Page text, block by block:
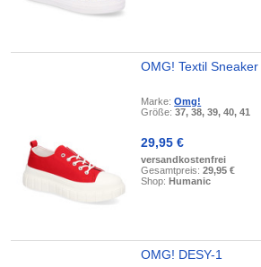
OMG! Textil Sneaker
Marke:Omg!
Größe:37, 38, 39, 40, 41
29,95 €
versandkostenfrei
Gesamtpreis:29,95 €
Shop: Humanic
OMG! DESY-1